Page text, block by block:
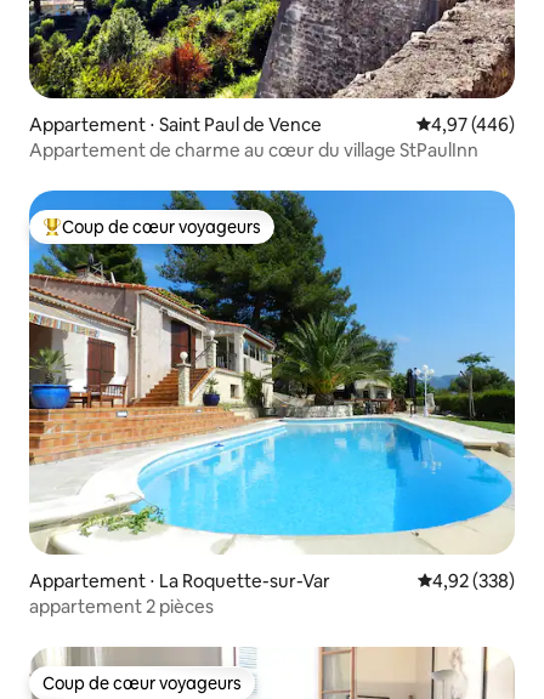
Appartement ⋅ Saint Paul de Vence Évaluation
4,97 (446)
Appartement de charme au cœur du village StPaulInn
Coups de cœur voyageurs les plus appréciés
Coup de cœur voyageurs
Appartement ⋅ La Roquette-sur-Var Évaluation
4,92 (338)
appartement 2 pièces
Coup de cœur voyageurs
Coup de cœur voyageurs